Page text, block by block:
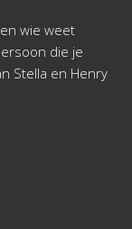
wie weet
die je
Stella en Henry